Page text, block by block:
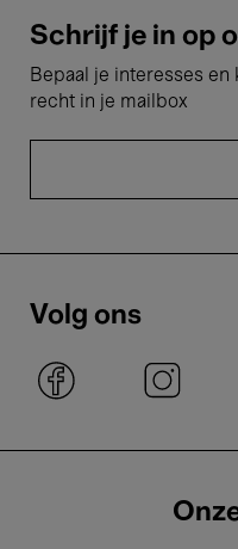
Schrijf je in op
Bepaal je interesses en
recht in je mailbox
Volg ons